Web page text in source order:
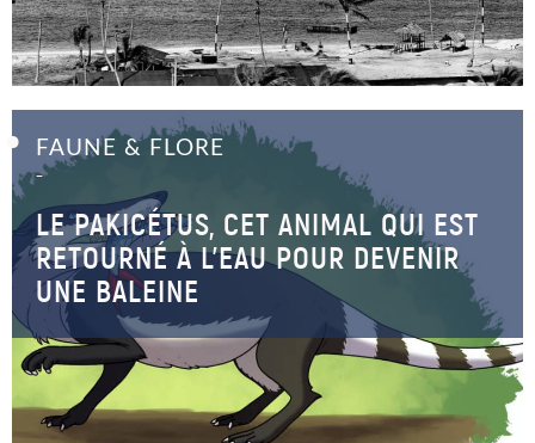
FAUNE & FLORE
–
LE PAKICÉTUS, CET ANIMAL QUI EST
RETOURNÉ À L’EAU POUR DEVENIR
UNE BALEINE